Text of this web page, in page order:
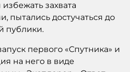
захвата
пытались достучаться до
публики.
первого «Спутника» и
на него в виде